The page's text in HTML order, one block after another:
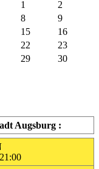
1
2
8
9
15
16
22
23
29
30
Augsburg :